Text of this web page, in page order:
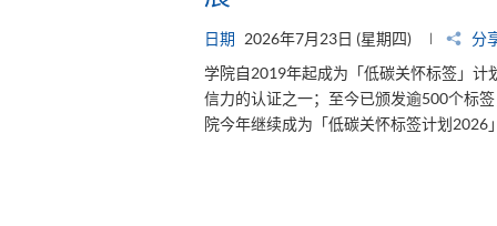
日期 2026年7月23日 (星期四)
分
学院自2019年起成为「低碳关怀标签」
信力的认证之一；至今已颁发逾500个标
院今年继续成为「低碳关怀标签计划